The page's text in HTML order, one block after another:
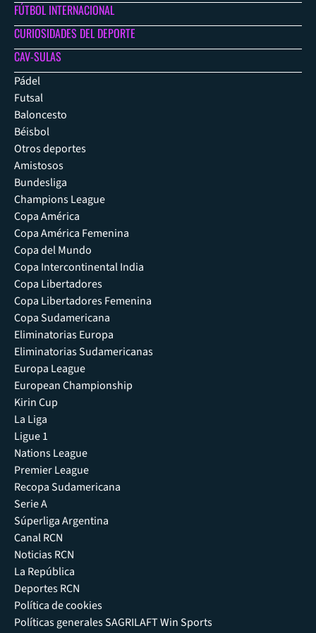
FÚTBOL INTERNACIONAL
CURIOSIDADES DEL DEPORTE
CAV-SULAS
Pádel
Futsal
Baloncesto
Béisbol
Otros deportes
Amistosos
Bundesliga
Champions League
Copa América
Copa América Femenina
Copa del Mundo
Copa Intercontinental India
Copa Libertadores
Copa Libertadores Femenina
Copa Sudamericana
Eliminatorias Europa
Eliminatorias Sudamericanas
Europa League
European Championship
Kirin Cup
La Liga
Ligue 1
Nations League
Premier League
Recopa Sudamericana
Serie A
Súperliga Argentina
Canal RCN
Noticias RCN
La República
Deportes RCN
Política de cookies
Políticas generales SAGRILAFT Win Sports